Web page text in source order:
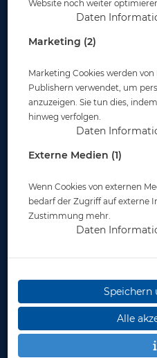
Website noch weiter
Daten
Marketing (2)
Marketing Cookies werden
Publishern verwendet, um
anzuzeigen. Sie tun dies,
hinweg verfolgen.
Daten
Externe Medien (1)
Wenn Cookies von externen
bedarf der Zugriff auf externe
Zustimmung mehr.
Daten
Speichern
Alle